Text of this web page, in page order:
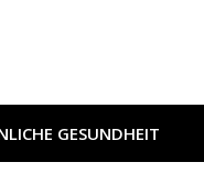
GESUNDHEIT